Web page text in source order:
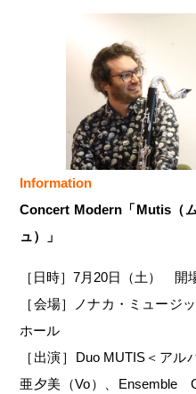
Information
Concert Modern「Mutis（
ュ）」
［日時］7月20日（土） 開
［会場］ノナカ・ミュー
ホール
［出演］Duo MUTIS＜ア
亜夕美（Vo）、Ensemble